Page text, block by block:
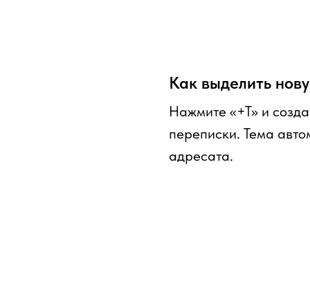
Нажмите «+Т» и
переписки. Тема
адресата.
Как выделить